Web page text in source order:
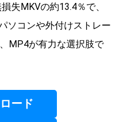
失MKVの約13.4％で、
ソコンや外付けストレー
MP4が有力な選択肢で
ード